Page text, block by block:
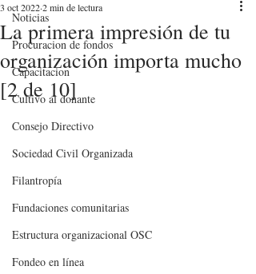
Noticias
Procuracion de fondos
Capacitacion
Cultivo al donante
Consejo Directivo
Sociedad Civil Organizada
Filantropía
Fundaciones comunitarias
Estructura organizacional OSC
Fondeo en línea
La primera impresión de tu
organización importa mucho
[2 de 10]
3 oct 20222 min de lectura